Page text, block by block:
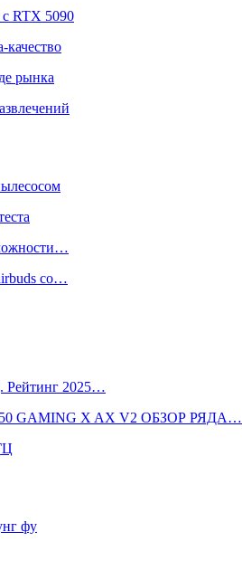
с RTX 5090
рынка
со…
Рейтинг 2025…
GAMING X AX V2 ОБЗОР РЯДА…
фу